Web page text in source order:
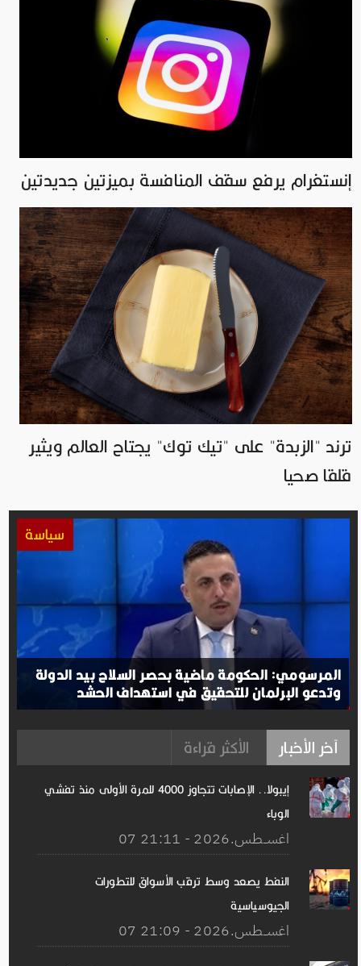
إنستغرام يرفع سقف المنافسة بميزتين جديدتين
ترند "الزبدة" على "تيك توك" يجتاح العالم ويثير
قلقا صحيا
سياسة
المرسومي: الحكومة ماضية بحصر السلاح بيد الدولة
وتدعو البرلمان للتحقيق في استهداف الحشد
آخر الأخبار الأكثر قراءة
إيبولا.. الإصابات تتجاوز 4000 للمرة الأولى منذ تفشي
الوباء
07 اغســطس.2026 - 21:11
النفط يصعد وسط ترقب الأسواق للتطورات
الجيوسياسية
07 اغســطس.2026 - 21:09